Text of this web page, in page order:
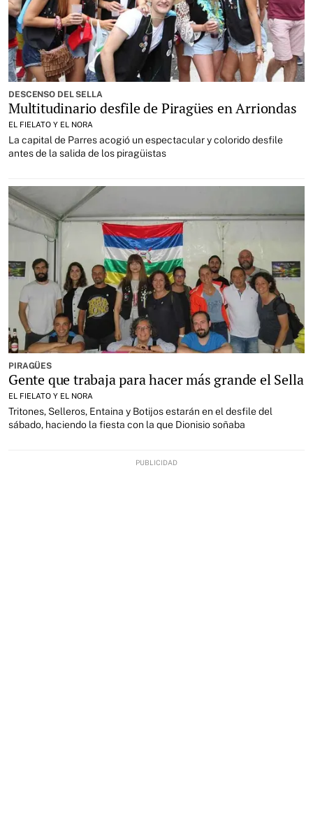
DESCENSO DEL SELLA
Multitudinario desfile de Piragües en Arriondas
EL FIELATO Y EL NORA
La capital de Parres acogió un espectacular y colorido desfile
antes de la salida de los piragüistas
PIRAGÜES
Gente que trabaja para hacer más grande el Sella
EL FIELATO Y EL NORA
Tritones, Selleros, Entaina y Botijos estarán en el desfile del
sábado, haciendo la fiesta con la que Dionisio soñaba